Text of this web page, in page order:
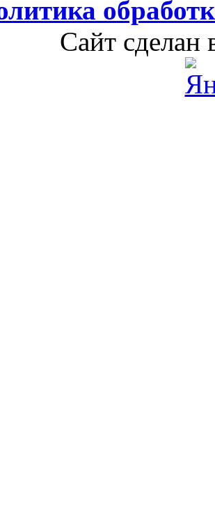
Сайт сделан